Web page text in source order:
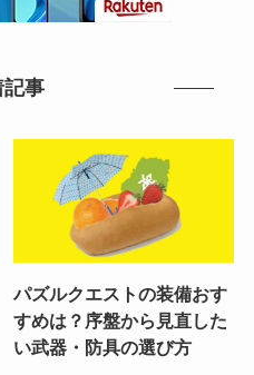
記事
パズルクエストの装備おす
すめは？序盤から見直した
い武器・防具の選び方